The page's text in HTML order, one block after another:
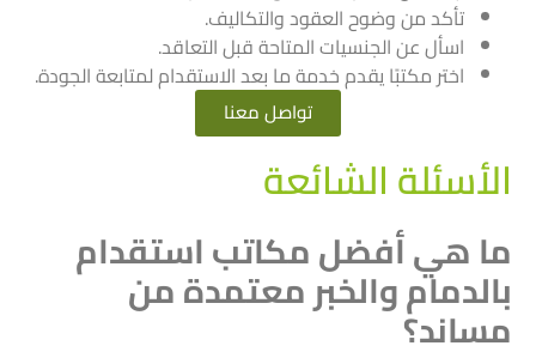
تأكد من وضوح العقود والتكاليف.
اسأل عن الجنسيات المتاحة قبل التعاقد.
اختر مكتبًا يقدم خدمة ما بعد الاستقدام لمتابعة الجودة.
تواصل معنا
الأسئلة الشائعة
ما هي أفضل مكاتب استقدام
بالدمام والخبر معتمدة من
مساند؟